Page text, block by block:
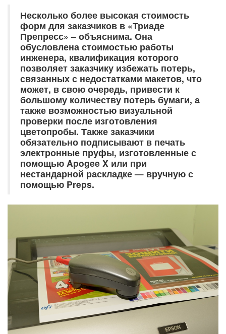
Несколько более высокая стоимость
форм для заказчиков в «Триаде
Препресс» – объяснима. Она
обусловлена стоимостью работы
инженера, квалификация которого
позволяет заказчику избежать потерь,
связанных с недостатками макетов, что
может, в свою очередь, привести к
большому количеству потерь бумаги, а
также возможностью визуальной
проверки после изготовления
цветопробы. Также заказчики
обязательно подписывают в печать
электронные пруфы, изготовленные с
помощью Apogee X или при
нестандарной раскладке — вручную с
помощью Preps.